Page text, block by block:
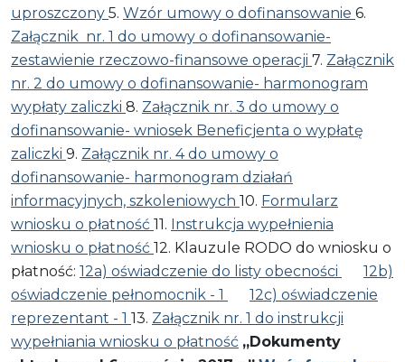
uproszczony 5. Wzór umowy o dofinansowanie 6.
Załącznik nr. 1 do umowy o dofinansowanie-
zestawienie rzeczowo-finansowe operacji 7. Załącznik
nr. 2 do umowy o dofinansowanie- harmonogram
wypłaty zaliczki 8. Załącznik nr. 3 do umowy o
dofinansowanie- wniosek Beneficjenta o wypłatę
zaliczki 9. Załącznik nr. 4 do umowy o
dofinansowanie- harmonogram działań
informacyjnych, szkoleniowych 10. Formularz
wniosku o płatność 11. Instrukcja wypełnienia
wniosku o płatność 12. Klauzule RODO do wniosku o
płatność: 12a) oświadczenie do listy obecności
12b)
oświadczenie pełnomocnik - 1
12c) oświadczenie
reprezentant - 1 13. Załącznik nr. 1 do instrukcji
wypełniania wniosku o płatność „Dokumenty